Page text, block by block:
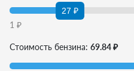
27 ₽
1 ₽
Стоимость бензина: 69.84 ₽